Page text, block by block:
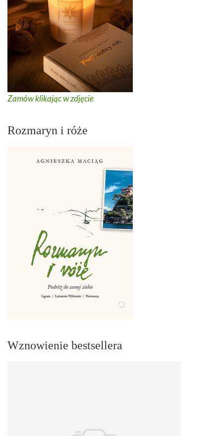
Zamów klikając w zdjęcie
Rozmaryn i róże
Wznowienie bestsellera